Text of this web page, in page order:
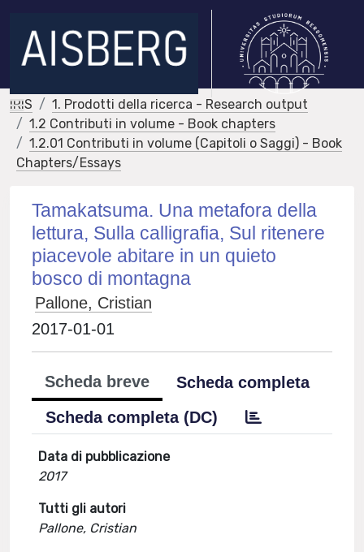
IRIS
1. Prodotti della ricerca - Research output
1.2 Contributi in volume - Book chapters
1.2.01 Contributi in volume (Capitoli o Saggi) - Book
Chapters/Essays
Tamakatsuma. Una metafora della
lettura, Sulla calligrafia, Sul ritenere
piacevole abitare in un quieto
bosco di montagna
Pallone, Cristian
2017-01-01
Scheda breve
Scheda completa
Scheda completa (DC)
Data di pubblicazione
2017
Tutti gli autori
Pallone, Cristian